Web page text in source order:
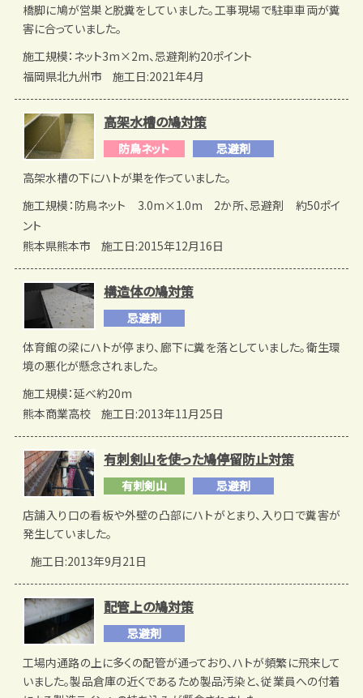
橋脚に鳩が営巣と脱糞をしていました。工事現場で駐車車両が糞
害に合っていました。
施工規模：ネット3m×2m、忌避剤約20ポイント
福岡県北九州市
施工日:2021年4月
高架水槽の鳩対策
防鳥ネット
忌避剤
高架水槽の下にハトが巣を作っていました。
施工規模：防鳥ネット 3.0m×1.0m 2か所、忌避剤 約50ポイ
ント
熊本県熊本市
施工日:2015年12月16日
構造体の鳩対策
忌避剤
体育館の梁にハトが停まり、廊下に糞を落としていました。衛生環
境の悪化が懸念されました。
施工規模：延べ約20m
熊本商業高校
施工日:2013年11月25日
有刺剣山を使った鳩停留防止対策
有刺剣山
忌避剤
店舗入り口の看板や外壁の凸部にハトがとまり、入り口で糞害が
発生していました。
施工日:2013年9月21日
配管上の鳩対策
忌避剤
工場内通路の上に多くの配管が通っており、ハトが頻繁に飛来して
いました。製品倉庫の近くであるため製品汚染と、従業員への付着